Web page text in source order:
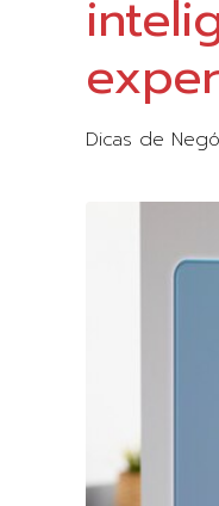
Dicas de